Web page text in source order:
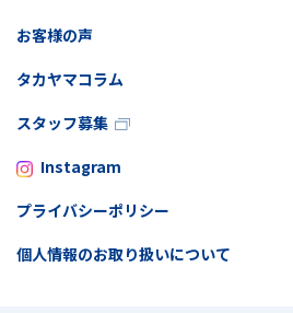
お客様の声
タカヤマコラム
スタッフ募集
Instagram
プライバシーポリシー
個人情報のお取り扱いについて